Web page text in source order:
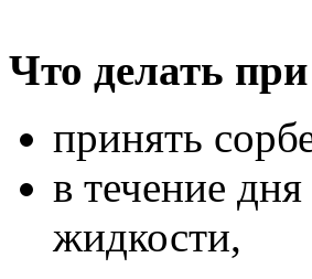
Что делать
принять
в течение
жидкости,